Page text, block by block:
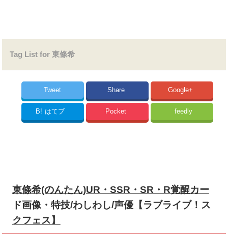
Tag List for 東條希
Tweet Share Google+
B! はてブ Pocket feedly
東條希(のんたん)UR・SSR・SR・R覚醒カー
ド画像・特技/わしわし/声優【ラブライブ！ス
クフェス】